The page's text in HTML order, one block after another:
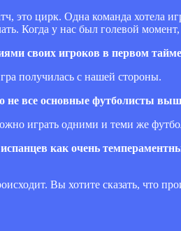
это цирк. Одна команда хотела
Когда у нас был голевой
своих игроков в первом
получилась с нашей стороны.
не все основные футболисты
играть одними и теми же
как очень
Вы хотите сказать, что